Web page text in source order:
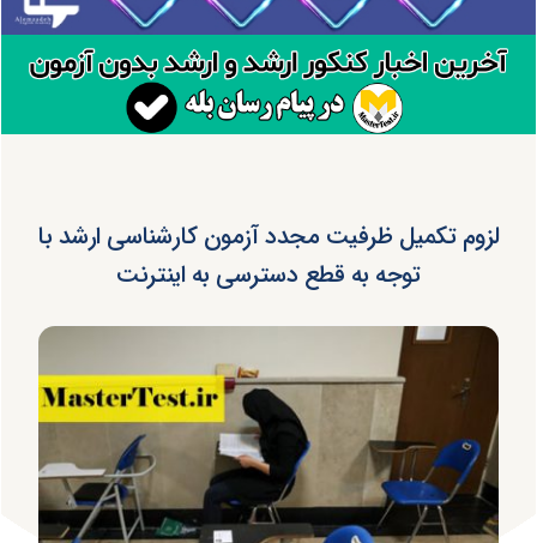
لزوم تکمیل ظرفیت مجدد آزمون کارشناسی ارشد با
توجه به قطع دسترسی به اینترنت